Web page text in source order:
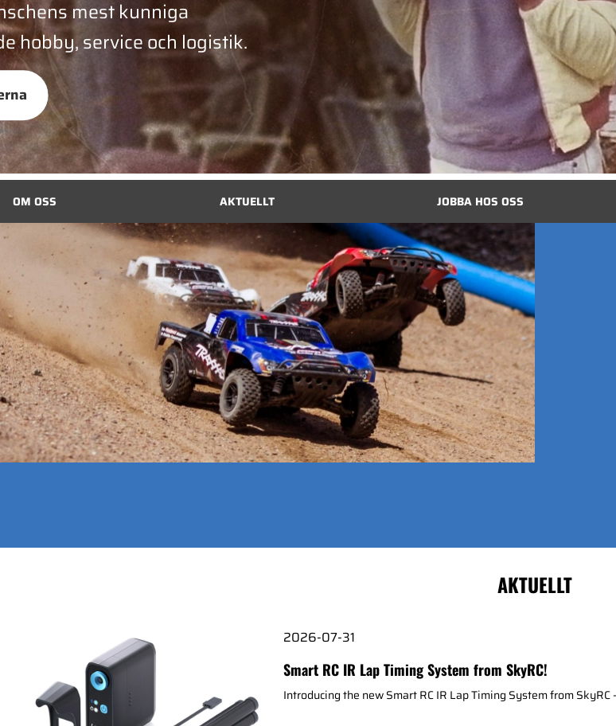
mest kunniga
hobby, service och logistik.
OM OSS AKTUELLT JOBBA HOS OSS
AKTUELLT
2026-07-31
Smart RC IR Lap Timing System from SkyRC!
Introducing the new Smart RC IR Lap Timing System from SkyRC